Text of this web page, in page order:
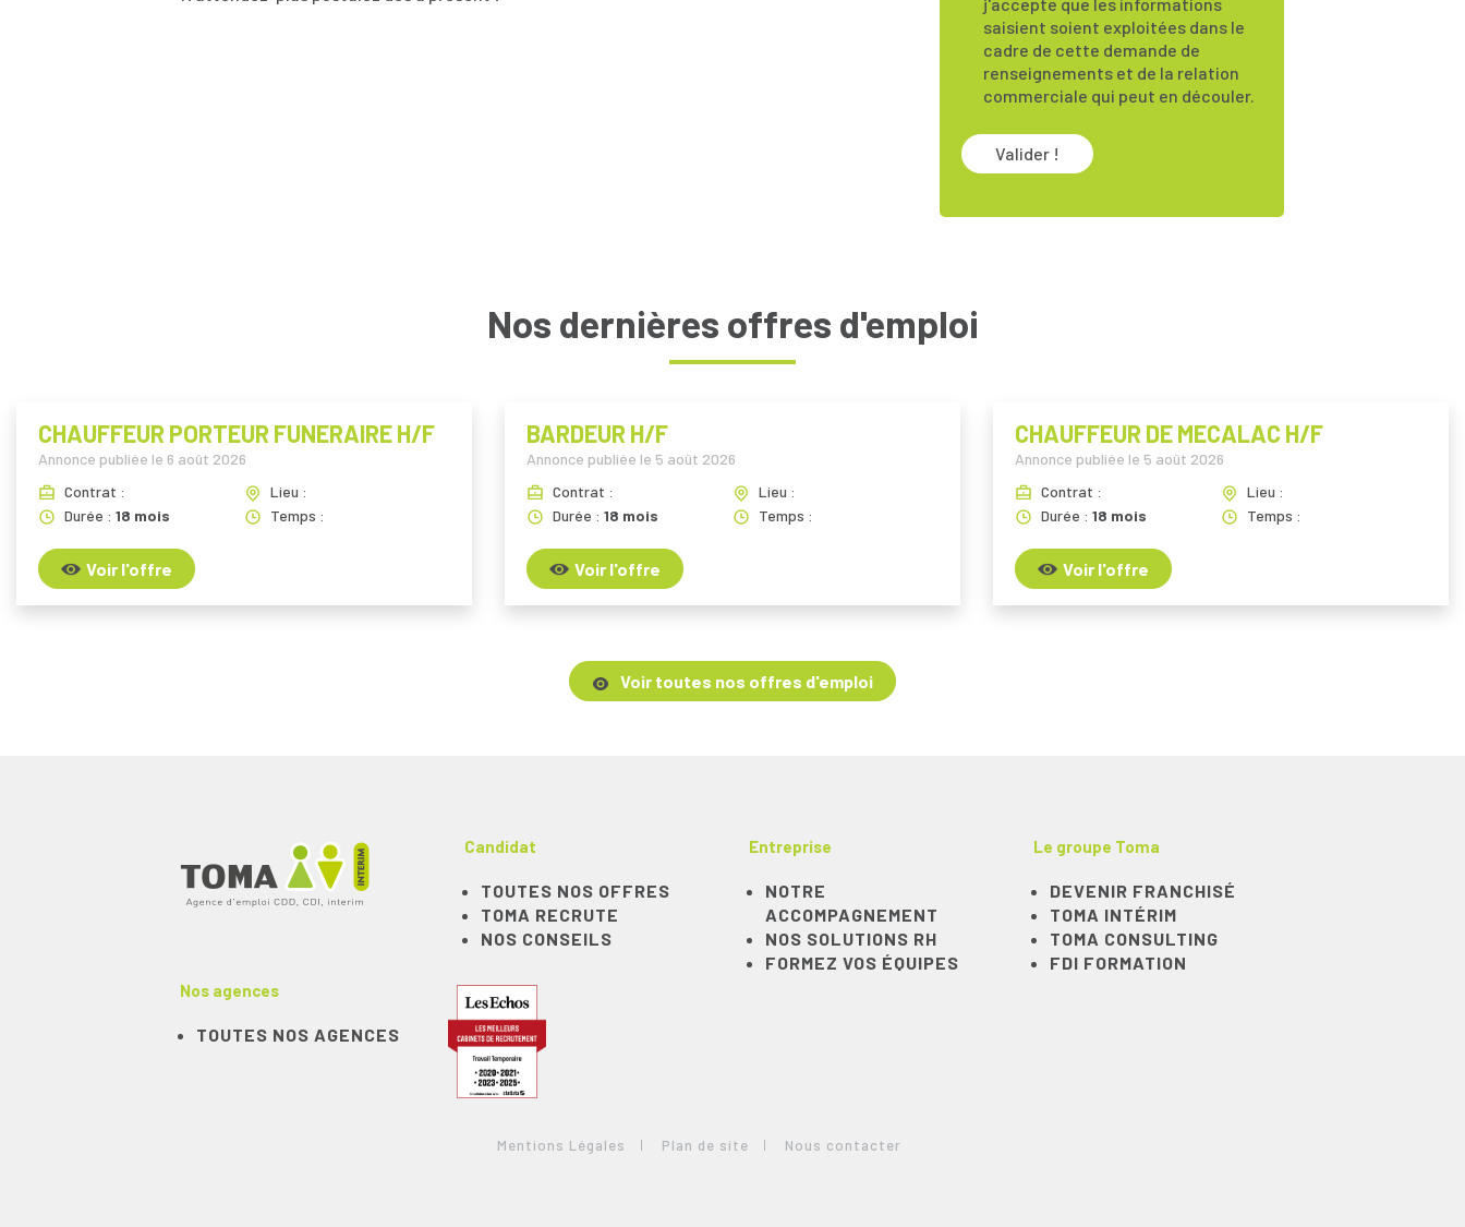
saisient soient exploitées dans le
cadre de cette demande de
renseignements et de la relation
commerciale qui peut en découler.
Valider !
Nos dernières offres d'emploi
CHAUFFEUR PORTEUR FUNERAIRE H/F
Annonce publiée le 6 août 2026
Contrat :
Lieu :
Durée : 18 mois Temps :
Voir l'offre
BARDEUR H/F
Annonce publiée le 5 août 2026
Contrat :
Lieu :
Durée : 18 mois Temps :
Voir l'offre
CHAUFFEUR DE MECALAC H/F
Annonce publiée le 5 août 2026
Contrat :
Lieu :
Durée : 18 mois Temps :
Voir l'offre
Voir toutes nos offres d'emploi
Nos agences
TOUTES NOS AGENCES
Candidat
TOUTES NOS OFFRES
TOMA RECRUTE
NOS CONSEILS
Entreprise
NOTRE
ACCOMPAGNEMENT
NOS SOLUTIONS RH
FORMEZ VOS ÉQUIPES
Le groupe Toma
DEVENIR FRANCHISÉ
TOMA INTÉRIM
TOMA CONSULTING
FDI FORMATION
Mentions Légales Plan de site Nous contacter